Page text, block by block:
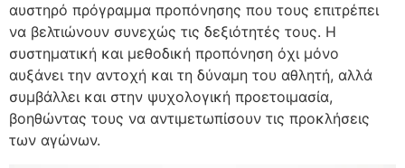
αυστηρό πρόγραμμα προπόνησης που τους επιτρέπει
να βελτιώνουν συνεχώς τις δεξιότητές τους. Η
συστηματική και μεθοδική προπόνηση όχι μόνο
αυξάνει την αντοχή και τη δύναμη του αθλητή, αλλά
συμβάλλει και στην ψυχολογική προετοιμασία,
βοηθώντας τους να αντιμετωπίσουν τις προκλήσεις
των αγώνων.